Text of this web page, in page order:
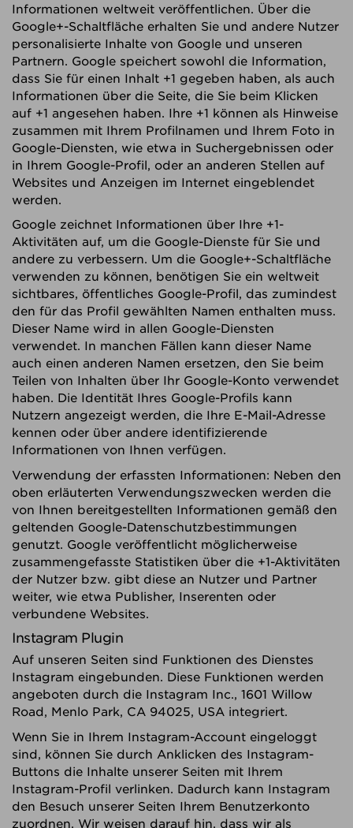
Informationen weltweit veröffentlichen. Über die
Google+-Schaltfläche erhalten Sie und andere Nutzer
personalisierte Inhalte von Google und unseren
Partnern. Google speichert sowohl die Information,
dass Sie für einen Inhalt +1 gegeben haben, als auch
Informationen über die Seite, die Sie beim Klicken
auf +1 angesehen haben. Ihre +1 können als Hinweise
zusammen mit Ihrem Profilnamen und Ihrem Foto in
Google-Diensten, wie etwa in Suchergebnissen oder
in Ihrem Google-Profil, oder an anderen Stellen auf
Websites und Anzeigen im Internet eingeblendet
werden.
Google zeichnet Informationen über Ihre +1-
Aktivitäten auf, um die Google-Dienste für Sie und
andere zu verbessern. Um die Google+-Schaltfläche
verwenden zu können, benötigen Sie ein weltweit
sichtbares, öffentliches Google-Profil, das zumindest
den für das Profil gewählten Namen enthalten muss.
Dieser Name wird in allen Google-Diensten
verwendet. In manchen Fällen kann dieser Name
auch einen anderen Namen ersetzen, den Sie beim
Teilen von Inhalten über Ihr Google-Konto verwendet
haben. Die Identität Ihres Google-Profils kann
Nutzern angezeigt werden, die Ihre E-Mail-Adresse
kennen oder über andere identifizierende
Informationen von Ihnen verfügen.
Verwendung der erfassten Informationen: Neben den
oben erläuterten Verwendungszwecken werden die
von Ihnen bereitgestellten Informationen gemäß den
geltenden Google-Datenschutzbestimmungen
genutzt. Google veröffentlicht möglicherweise
zusammengefasste Statistiken über die +1-Aktivitäten
der Nutzer bzw. gibt diese an Nutzer und Partner
weiter, wie etwa Publisher, Inserenten oder
verbundene Websites.
Instagram Plugin
Auf unseren Seiten sind Funktionen des Dienstes
Instagram eingebunden. Diese Funktionen werden
angeboten durch die Instagram Inc., 1601 Willow
Road, Menlo Park, CA 94025, USA integriert.
Wenn Sie in Ihrem Instagram-Account eingeloggt
sind, können Sie durch Anklicken des Instagram-
Buttons die Inhalte unserer Seiten mit Ihrem
Instagram-Profil verlinken. Dadurch kann Instagram
den Besuch unserer Seiten Ihrem Benutzerkonto
zuordnen. Wir weisen darauf hin, dass wir als